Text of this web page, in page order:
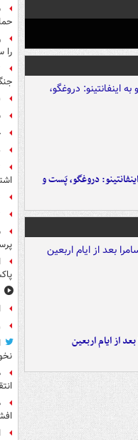
دروغگو، پَست‌ و
از ایام اربعین
را